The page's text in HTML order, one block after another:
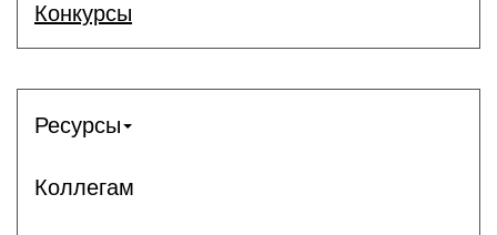
Конкурсы
Ресурсы
Коллегам